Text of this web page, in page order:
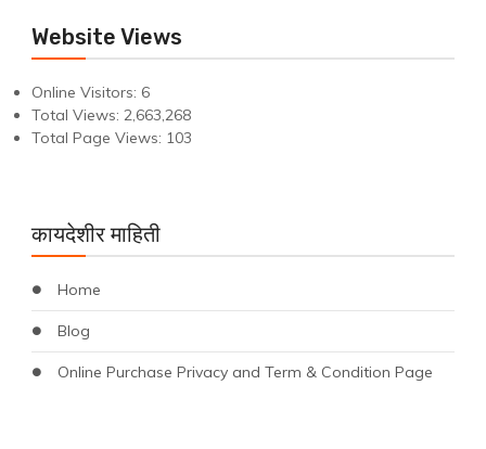
Website Views
Online Visitors: 6
Total Views: 2,663,268
Total Page Views: 103
कायदेशीर माहिती
Home
Blog
Online Purchase Privacy and Term & Condition Page